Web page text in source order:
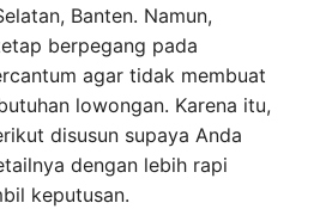
Banten. Namun,
berpegang pada
agar tidak membuat
lowongan. Karena itu,
disusun supaya Anda
dengan lebih rapi
keputusan.